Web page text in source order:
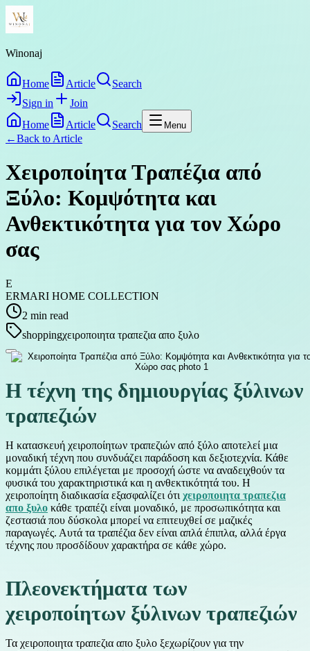
Winonaj
Home Article
Search
Sign in
Join
Home
Article Search Menu
←Back to Article
Χειροποίητα Τραπέζια από
Ξύλο: Κομψότητα και
Ανθεκτικότητα για τον Χώρο
σας
E
ERMARI HOME COLLECTION
2 min read
shoppingχειροποιητα τραπεζια απο ξυλο
Η τέχνη της δημιουργίας ξύλινων
τραπεζιών
Η κατασκευή χειροποίητων τραπεζιών από ξύλο αποτελεί μια
μοναδική τέχνη που συνδυάζει παράδοση και δεξιοτεχνία. Κάθε
κομμάτι ξύλου επιλέγεται με προσοχή ώστε να αναδειχθούν τα
φυσικά του χαρακτηριστικά και η ανθεκτικότητά του. Η
χειροποίητη διαδικασία εξασφαλίζει ότι χειροποιητα τραπεζια
απο ξυλο κάθε τραπέζι είναι μοναδικό, με προσωπικότητα και
ζεστασιά που δύσκολα μπορεί να επιτευχθεί σε μαζικές
παραγωγές. Αυτά τα τραπέζια δεν είναι απλά έπιπλα, αλλά έργα
τέχνης που προσδίδουν χαρακτήρα σε κάθε χώρο.
Πλεονεκτήματα των
χειροποίητων ξύλινων τραπεζιών
Τα χειροποιητα τραπεζια απο ξυλο ξεχωρίζουν για την